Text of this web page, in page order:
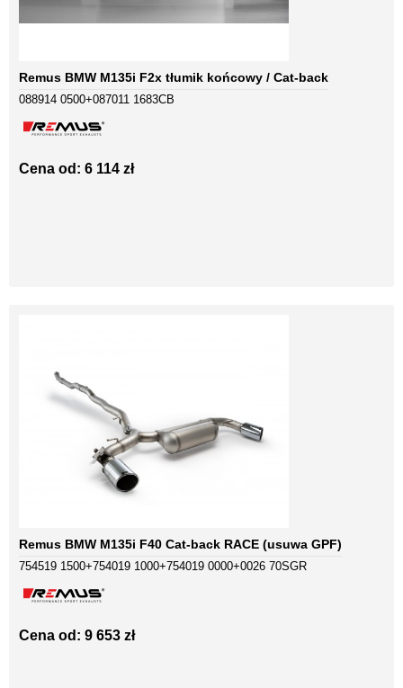
Remus BMW M135i F2x tłumik końcowy / Cat-back
088914 0500+087011 1683CB
Cena od: 6 114 zł
Remus BMW M135i F40 Cat-back RACE (usuwa GPF)
754519 1500+754019 1000+754019 0000+0026 70SGR
Cena od: 9 653 zł